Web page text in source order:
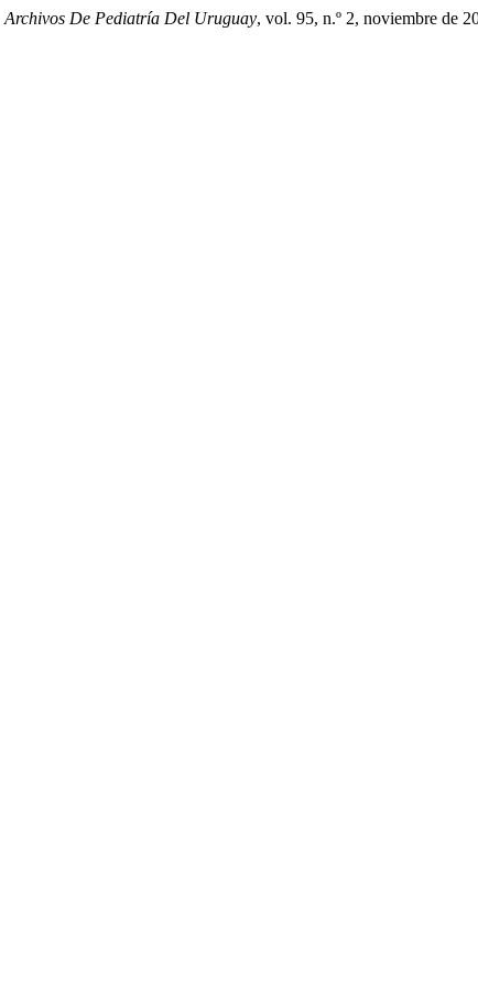
Archivos De Pediatría Del Uruguay, vol. 95, n.º 2, noviembre de